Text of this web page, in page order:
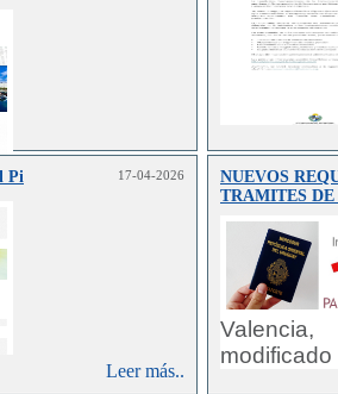
Leer más..
Pi 17-04-2026
Leer más..
NUEVOS
TRAMITES DE